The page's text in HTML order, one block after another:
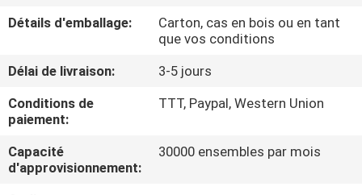
CONTRÔLE
QUALITÉ
CONTACTEZ-
NOUS
Détails d'emballage:
Carton, cas en bois ou en tant
que vos conditions
Délai de livraison:
3-5 jours
Conditions de
paiement:
TTT, Paypal, Western Union
Capacité
d'approvisionnement:
30000 ensembles par mois